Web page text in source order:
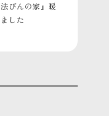
法びんの家』暖
した